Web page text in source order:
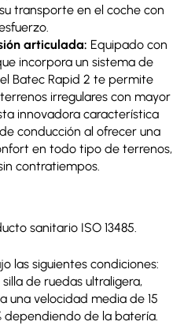
transporte en el coche con
articulada: Equipado con
incorpora un sistema de
Batec Rapid 2 te permite
irregulares con mayor
innovadora característica
conducción al ofrecer una
en todo tipo de terrenos,
contratiempos.
sanitario ISO 13485.
las siguientes condiciones:
de ruedas ultraligera,
una velocidad media de 15
dependiendo de la batería.